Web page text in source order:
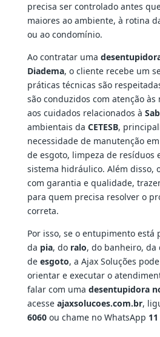
precisa ser controlado antes
maiores ao ambiente, à rotina
ou ao condomínio.
Ao contratar uma
Diadema, o cliente recebe um
práticas técnicas são
são conduzidos com atenção às
aos cuidados relacionados à
ambientais da CETESB,
necessidade de manutenção
de esgoto, limpeza de resíduos
sistema hidráulico. Além disso,
com garantia e qualidade,
para quem precisa resolver o
correta.
Por isso, se o entupimento está
da pia, do ralo, do banheiro, da
de esgoto, a Ajax Soluções
orientar e executar o
falar com uma desentupidora
acesse ajaxsolucoes.com.br,
6060ou chame no WhatsApp